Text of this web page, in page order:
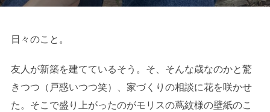
日々のこと。
友人が新築を建てているそう。そ、そんな歳なのかと驚
きつつ（戸惑いつつ笑）、家づくりの相談に花を咲かせ
た。そこで盛り上がったのがモリスの蔦紋様の壁紙のこ